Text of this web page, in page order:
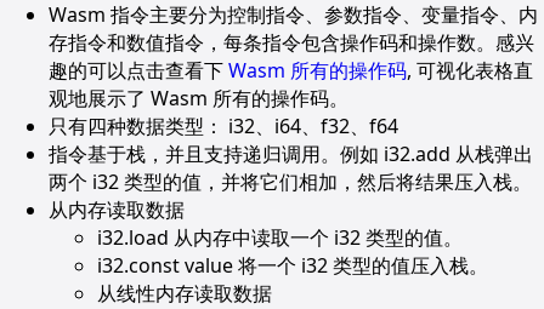
Wasm 指令主要分为控制指令、参数指令、变量指令、内
存指令和数值指令，每条指令包含操作码和操作数。感兴
趣的可以点击查看下Wasm 所有的操作码, 可视化表格直
观地展示了 Wasm 所有的操作码。
只有四种数据类型： i32、i64、f32、f64
指令基于栈，并且支持递归调用。例如 i32.add 从栈弹出
两个 i32 类型的值，并将它们相加，然后将结果压入栈。
从内存读取数据
i32.load 从内存中读取一个 i32 类型的值。
i32.const value 将一个 i32 类型的值压入栈。
从线性内存读取数据